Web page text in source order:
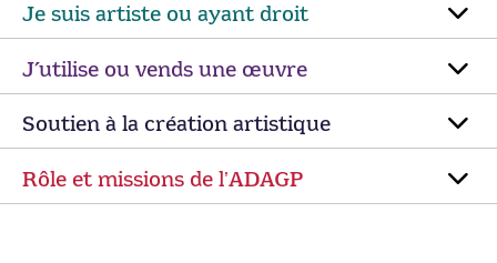
Je suis artiste ou ayant droit
J’utilise ou vends une œuvre
Soutien à la création artistique
Rôle et missions de lʼADAGP